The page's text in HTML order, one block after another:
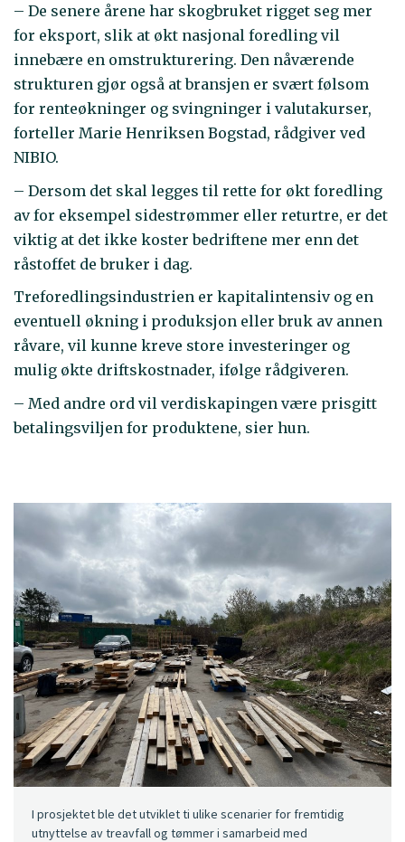
– De senere årene har skogbruket rigget seg mer
for eksport, slik at økt nasjonal foredling vil
innebære en omstrukturering. Den nåværende
strukturen gjør også at bransjen er svært følsom
for renteøkninger og svingninger i valutakurser,
forteller Marie Henriksen Bogstad, rådgiver ved
NIBIO.
– Dersom det skal legges til rette for økt foredling
av for eksempel sidestrømmer eller returtre, er det
viktig at det ikke koster bedriftene mer enn det
råstoffet de bruker i dag.
Treforedlingsindustrien er kapitalintensiv og en
eventuell økning i produksjon eller bruk av annen
råvare, vil kunne kreve store investeringer og
mulig økte driftskostnader, ifølge rådgiveren.
– Med andre ord vil verdiskapingen være prisgitt
betalingsviljen for produktene, sier hun.
I prosjektet ble det utviklet ti ulike scenarier for fremtidig
utnyttelse av treavfall og tømmer i samarbeid med